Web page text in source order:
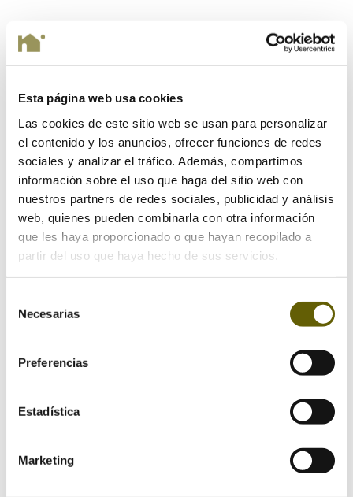
Esta página web usa cookies
Las cookies de este sitio web se usan para personalizar
el contenido y los anuncios, ofrecer funciones de redes
sociales y analizar el tráfico. Además, compartimos
información sobre el uso que haga del sitio web con
nuestros partners de redes sociales, publicidad y análisis
web, quienes pueden combinarla con otra información
que les haya proporcionado o que hayan recopilado a
partir del uso que haya hecho de sus servicios.
Necesarias
Preferencias
Estadística
Marketing
Enviar comentario
Los campos obligatorios están marcados con
Guarda mi nombre, correo electrónico y web en